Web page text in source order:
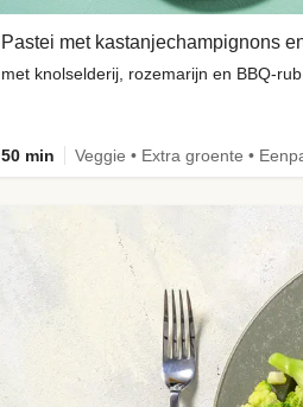
met knolselderij, rozemarijn en BBQ-rub
50 min